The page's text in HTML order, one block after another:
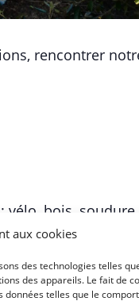
aux cookies
des technologies telles
des appareils. Le fait de
telles que le
rencontrer
bois,
l’équipe,
à